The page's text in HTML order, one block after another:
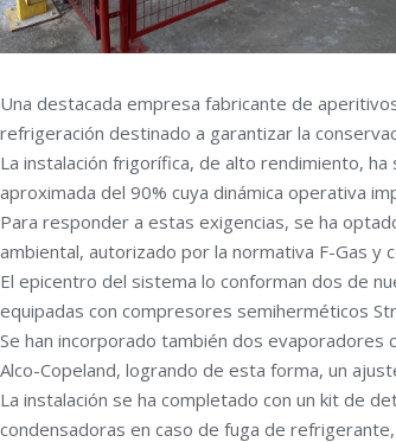
Una destacada empresa fabricante de
refrigeración destinado a garantizar la
La instalación frigorífica, de alto rendimiento,
aproximada del 90% cuya dinámica operativa
Para responder a estas exigencias, se ha
ambiental, autorizado por la normativa F-Gas y
El epicentro del sistema lo conforman dos de
equipadas con compresores semiherméticos
Se han incorporado también dos evaporadores
Alco-Copeland, logrando de esta forma, un
La instalación se ha completado con un kit de
condensadoras en caso de fuga de